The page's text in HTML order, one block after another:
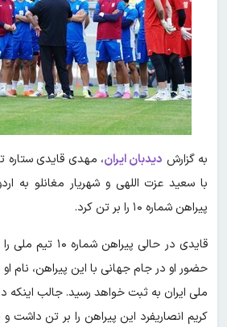
به گزارش دیدبان ایران، مهدی قایدی ستاره
با سعید عزت اللهی و شهریار مغانلو به
پیراهن شماره ۱۰ را بر تن کرد.
قایدی در حالی
حضور او در جام جهانی با این پیراهن، نام